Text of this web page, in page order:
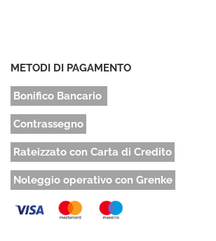
METODI DI PAGAMENTO
Bonifico Bancario
Contrassegno
Rateizzato con Carta di Credito
Noleggio operativo con Grenke